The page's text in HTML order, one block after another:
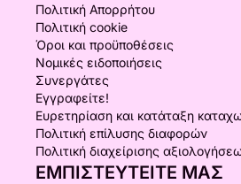
Πολιτική Απορρήτου
Πολιτική cookie
Όροι και προϋποθέσεις
Νομικές ειδοποιήσεις
Συνεργάτες
Εγγραφείτε!
Ευρετηρίαση και κατάταξη
Πολιτική επίλυσης διαφορών
Πολιτική διαχείρισης
ΕΜΠΙΣΤΕΥΤΕΊΤΕ ΜΑΣ